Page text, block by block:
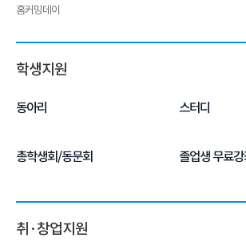
홈커밍데이
학생지원
동아리 스터디
총학생회/동문회 졸업생 무료
취·창업지원